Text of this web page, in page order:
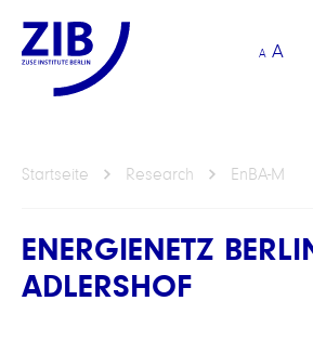
A A
Startseite Research EnBA-M
ENERGIENETZ
ADLERSHOF